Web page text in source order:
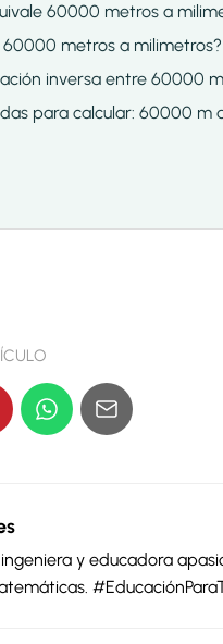
60000 metros a
metros a milimetros?
inversa entre 60000
para calcular: 60000 m
ingeniera y educadora